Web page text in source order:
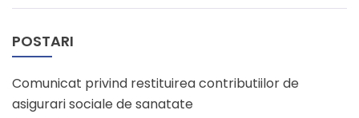
POSTARI
Comunicat privind restituirea contributiilor de
asigurari sociale de sanatate